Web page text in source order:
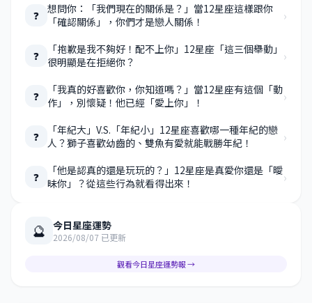
❓ 想問你：「我們現在的關係是？」當12星座這樣跟你
「確認關係」，你們才是戀人關係！
›
❓
「抱歉是我不夠好！配不上你」12星座「這三個舉動」
很明顯是在拒絕你？
›
❓
「我真的好喜歡你，你知道嗎？」當12星座有這個「動
作」，別懷疑！他已經「愛上你」！
›
❓
「年紀大」V.S.「年紀小」12星座喜歡哪一種年紀的戀
人？獅子喜歡幼齒的、雙魚有愛就能戰勝年紀！
›
❓
「他是認真的還是玩玩的？」12星座是真愛你還是「曖
昧你」？從這些行為就看得出來！
›
🔮 今日星座運勢
2026/08/07 已更新
觀看今日星座運勢報 →